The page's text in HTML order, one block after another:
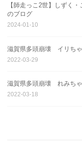
【師走っこ2世】しずく
のブログ
2024-01-10
滋賀県多頭崩壊 イリち
2022-03-29
滋賀県多頭崩壊 れみち
2022-03-18